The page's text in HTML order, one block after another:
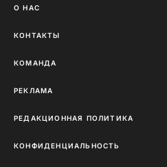
О НАС
КОНТАКТЫ
КОМАНДА
РЕКЛАМА
РЕДАКЦИОННАЯ ПОЛИТИКА
КОНФИДЕНЦИАЛЬНОСТЬ